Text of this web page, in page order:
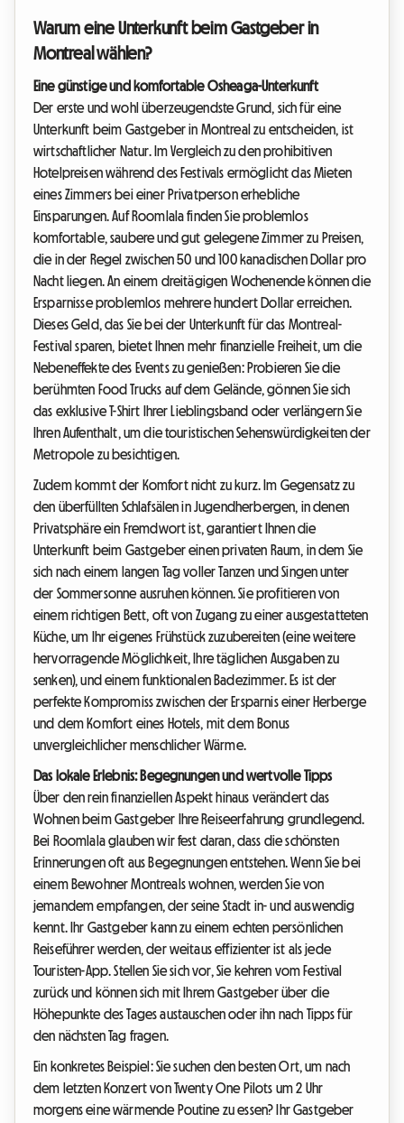
Warum eine Unterkunft beim Gastgeber in
Montreal wählen?
Eine günstige und komfortable Osheaga-Unterkunft
Der erste und wohl überzeugendste Grund, sich für eine
Unterkunft beim Gastgeber in Montreal zu entscheiden, ist
wirtschaftlicher Natur. Im Vergleich zu den prohibitiven
Hotelpreisen während des Festivals ermöglicht das Mieten
eines Zimmers bei einer Privatperson erhebliche
Einsparungen. Auf Roomlala finden Sie problemlos
komfortable, saubere und gut gelegene Zimmer zu Preisen,
die in der Regel zwischen 50 und 100 kanadischen Dollar pro
Nacht liegen. An einem dreitägigen Wochenende können die
Ersparnisse problemlos mehrere hundert Dollar erreichen.
Dieses Geld, das Sie bei der Unterkunft für das Montreal-
Festival sparen, bietet Ihnen mehr finanzielle Freiheit, um die
Nebeneffekte des Events zu genießen: Probieren Sie die
berühmten Food Trucks auf dem Gelände, gönnen Sie sich
das exklusive T-Shirt Ihrer Lieblingsband oder verlängern Sie
Ihren Aufenthalt, um die touristischen Sehenswürdigkeiten der
Metropole zu besichtigen.
Zudem kommt der Komfort nicht zu kurz. Im Gegensatz zu
den überfüllten Schlafsälen in Jugendherbergen, in denen
Privatsphäre ein Fremdwort ist, garantiert Ihnen die
Unterkunft beim Gastgeber einen privaten Raum, in dem Sie
sich nach einem langen Tag voller Tanzen und Singen unter
der Sommersonne ausruhen können. Sie profitieren von
einem richtigen Bett, oft von Zugang zu einer ausgestatteten
Küche, um Ihr eigenes Frühstück zuzubereiten (eine weitere
hervorragende Möglichkeit, Ihre täglichen Ausgaben zu
senken), und einem funktionalen Badezimmer. Es ist der
perfekte Kompromiss zwischen der Ersparnis einer Herberge
und dem Komfort eines Hotels, mit dem Bonus
unvergleichlicher menschlicher Wärme.
Das lokale Erlebnis: Begegnungen und wertvolle Tipps
Über den rein finanziellen Aspekt hinaus verändert das
Wohnen beim Gastgeber Ihre Reiseerfahrung grundlegend.
Bei Roomlala glauben wir fest daran, dass die schönsten
Erinnerungen oft aus Begegnungen entstehen. Wenn Sie bei
einem Bewohner Montreals wohnen, werden Sie von
jemandem empfangen, der seine Stadt in- und auswendig
kennt. Ihr Gastgeber kann zu einem echten persönlichen
Reiseführer werden, der weitaus effizienter ist als jede
Touristen-App. Stellen Sie sich vor, Sie kehren vom Festival
zurück und können sich mit Ihrem Gastgeber über die
Höhepunkte des Tages austauschen oder ihn nach Tipps für
den nächsten Tag fragen.
Ein konkretes Beispiel: Sie suchen den besten Ort, um nach
dem letzten Konzert von Twenty One Pilots um 2 Uhr
morgens eine wärmende Poutine zu essen? Ihr Gastgeber